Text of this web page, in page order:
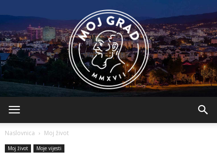
Naslovnica Moj život
Moj život Moje vijesti